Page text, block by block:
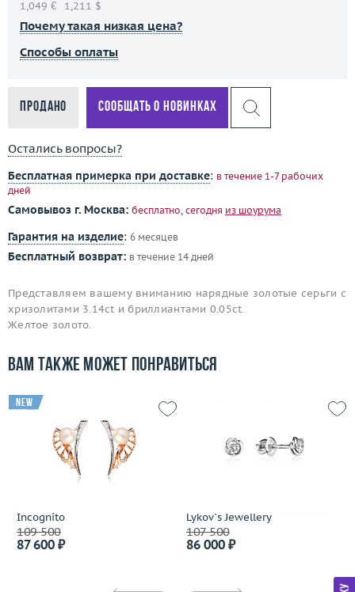
1,049 € 1,211 $
Почему такая низкая цена?
Способы оплаты
Продано Сообщать о новинках
Остались вопросы?
Бесплатная примерка при доставке: в течение 1-7 рабочих
дней
Самовывоз г. Москва: бесплатно, сегодня из шоурума
Гарантия на изделие: 6 месяцев
Бесплатный возврат: в течение 14 дней
Представляем вашему вниманию нарядные золотые серьги с
хризолитами 3.14ct и бриллиантами 0.05ct.
Желтое золото.
Вам также может понравиться
Incognito
109 500
87 600 ₽
new
Lykov`s Jewellery
107 500
86 000 ₽